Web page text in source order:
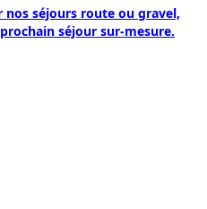
nos séjours route ou gravel,
séjour sur-mesure.